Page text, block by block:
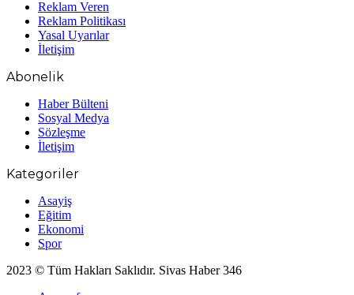
Reklam Veren
Reklam Politikası
Yasal Uyarılar
İletişim
Abonelik
Haber Bülteni
Sosyal Medya
Sözleşme
İletişim
Kategoriler
Asayiş
Eğitim
Ekonomi
Spor
2023 © Tüm Hakları Saklıdır. Sivas Haber 346